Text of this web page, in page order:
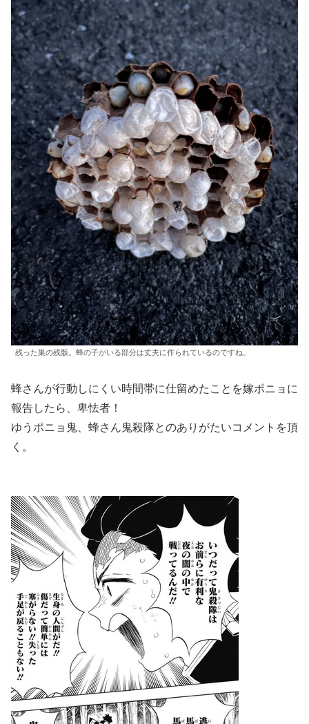
残った巣の残骸。蜂の子がいる部分は丈夫に作られているのですね。
蜂さんが行動しにくい時間帯に仕留めたことを嫁ポニョに
報告したら、卑怯者！
ゆうポニョ鬼、蜂さん鬼殺隊とのありがたいコメントを頂
く。